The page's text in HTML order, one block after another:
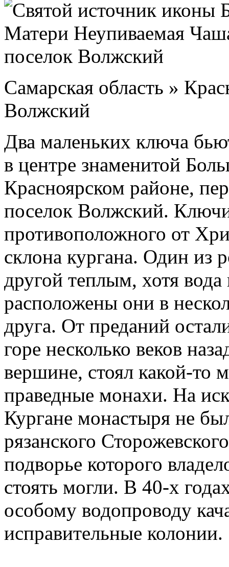
Самарская область »
Волжский
Два маленьких ключа
в центре знаменитой
Красноярском районе,
поселок Волжский.
противоположного от
склона кургана. Один из
другой теплым, хотя
расположены они в
друга. От преданий
горе несколько веков
вершине, стоял какой-то
праведные монахи. На
Кургане монастыря не
рязанского
подворье которого
стоять могли. В 40-х
особому водопроводу
исправительные колонии.